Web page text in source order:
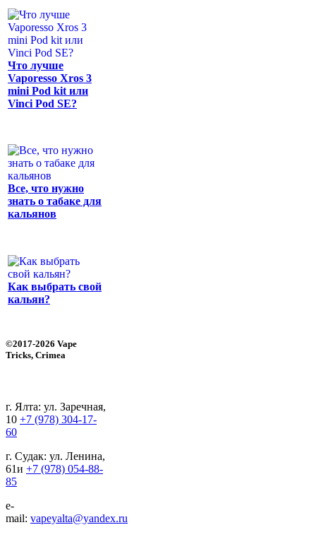
Что лучше
Vaporesso Xros 3
mini Pod kit или
Vinci Pod SE?
Все, что нужно
знать о табаке для
кальянов
Как выбрать свой
кальян?
©2017-2026 Vape
Tricks, Crimea
г. Ялта: ул. Заречная,
10 +7 (978) 304-17-
60
г. Судак: ул. Ленина,
61и +7 (978) 054-88-
85
e-
mail: vapeyalta@yandex.ru